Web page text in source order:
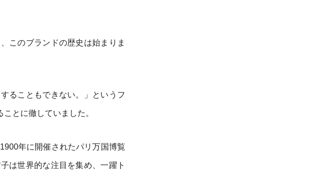
このブランドの歴史は始まりま
ることもできない。」というフ
とに徹していました。
年に開催されたパリ万国博覧
は世界的な注目を集め、一躍ト